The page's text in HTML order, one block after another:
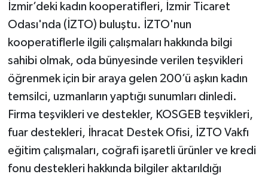
İzmir’deki kadın kooperatifleri, İzmir Ticaret
Odası'nda (İZTO) buluştu. İZTO'nun
kooperatiflerle ilgili çalışmaları hakkında bilgi
sahibi olmak, oda bünyesinde verilen teşvikleri
öğrenmek için bir araya gelen 200’ü aşkın kadın
temsilci, uzmanların yaptığı sunumları dinledi.
Firma teşvikleri ve destekler, KOSGEB teşvikleri,
fuar destekleri, İhracat Destek Ofisi, İZTO Vakfı
eğitim çalışmaları, coğrafi işaretli ürünler ve kredi
fonu destekleri hakkında bilgiler aktarıldığı